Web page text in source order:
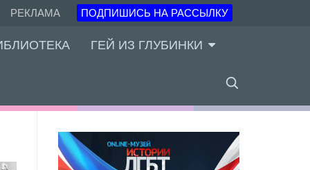
РЕКЛАМА ПОДПИШИСЬ НА РАССЫЛКУ
ГЕЙ ИЗ ГЛУБИНКИ